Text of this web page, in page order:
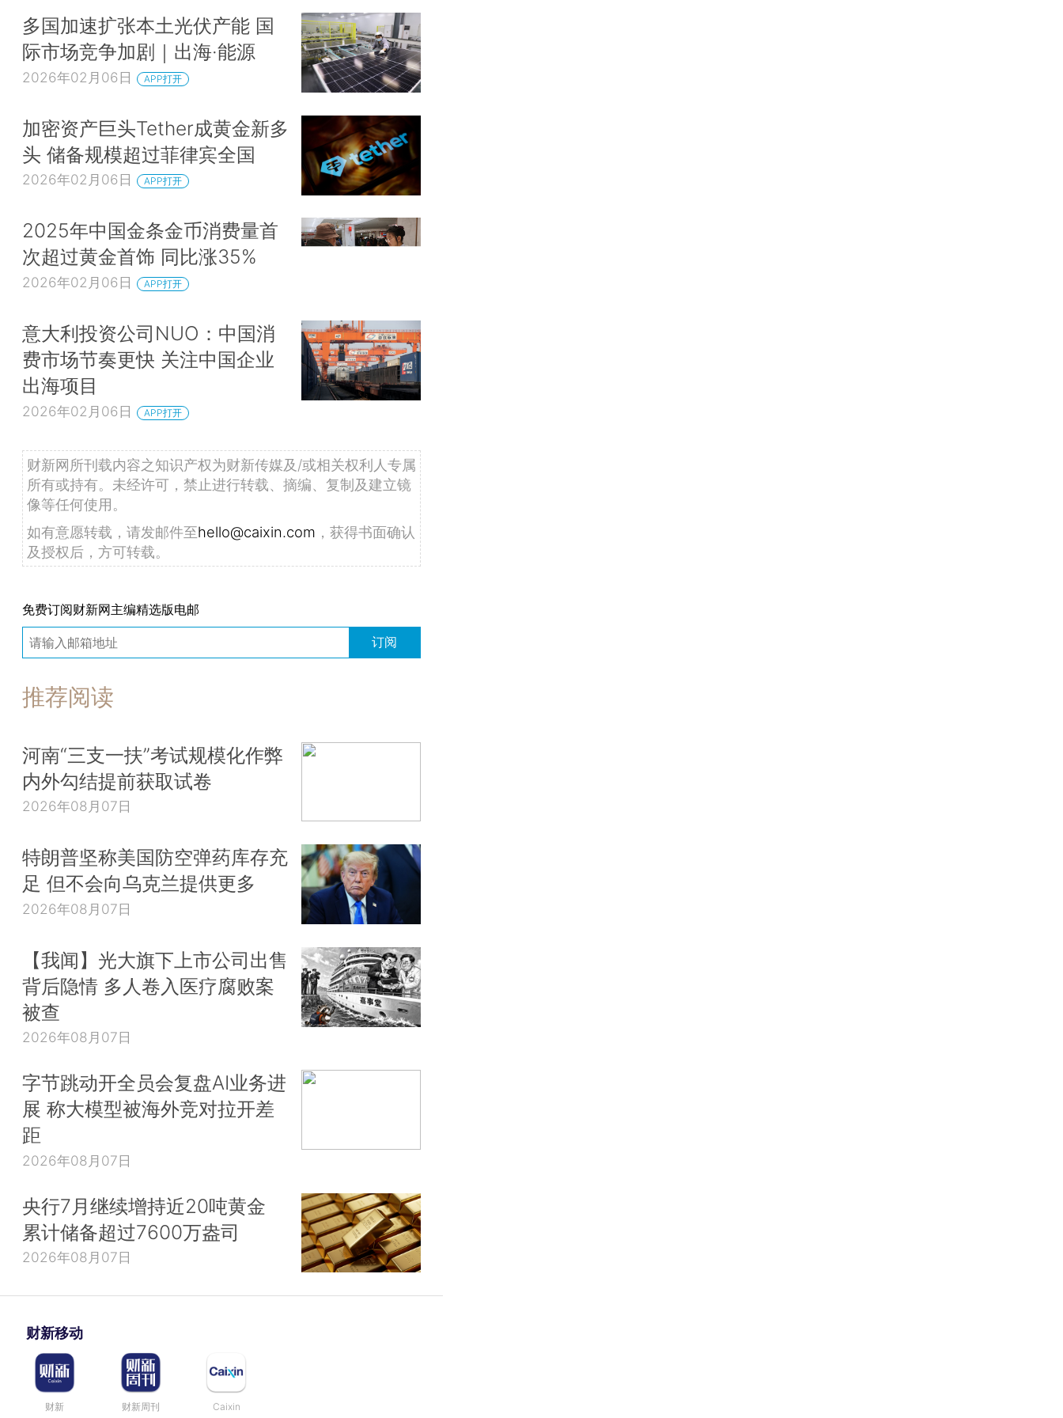
多国加速扩张本土光伏产能 国
际市场竞争加剧｜出海·能源
2026年02月06日 APP打开
加密资产巨头Tether成黄金新多
头 储备规模超过菲律宾全国
2026年02月06日 APP打开
2025年中国金条金币消费量首
次超过黄金首饰 同比涨35%
2026年02月06日 APP打开
意大利投资公司NUO：中国消
费市场节奏更快 关注中国企业
出海项目
2026年02月06日 APP打开
财新网所刊载内容之知识产权为财新传媒及/或相关权利人专属
所有或持有。未经许可，禁止进行转载、摘编、复制及建立镜
像等任何使用。
如有意愿转载，请发邮件至hello@caixin.com ，获得书面确认
及授权后，方可转载。
免费订阅财新网主编精选版电邮
订阅
推荐阅读
河南“三支一扶”考试规模化作弊
内外勾结提前获取试卷
2026年08月07日
特朗普坚称美国防空弹药库存充
足 但不会向乌克兰提供更多
2026年08月07日
【我闻】光大旗下上市公司出售
背后隐情 多人卷入医疗腐败案
被查
2026年08月07日
字节跳动开全员会复盘AI业务进
展 称大模型被海外竞对拉开差
距
2026年08月07日
央行7月继续增持近20吨黄金
累计储备超过7600万盎司
2026年08月07日
财新移动
财新 财新周刊 Caixin